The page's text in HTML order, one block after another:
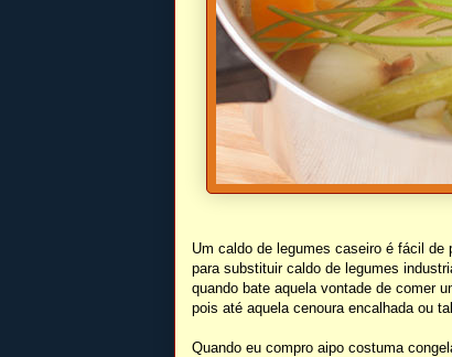
Um caldo de legumes caseiro é fácil
para substituir caldo de legumes
quando bate aquela vontade de comer
pois até aquela cenoura encalhada ou
Quando eu compro aipo costuma